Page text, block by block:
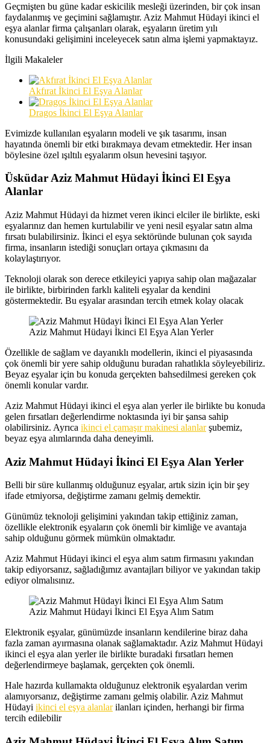
Geçmişten bu güne kadar eskicilik mesleği üzerinden, bir çok insan
faydalanmış ve geçimini sağlamıştır. Aziz Mahmut Hüdayi ikinci el
eşya alanlar firma çalışanları olarak, eşyaların üretim yılı
konusundaki gelişimini inceleyecek satın alma işlemi yapmaktayız.
İlgili Makaleler
Akfırat İkinci El Eşya Alanlar
Dragos İkinci El Eşya Alanlar
Evimizde kullanılan eşyaların modeli ve şık tasarımı, insan
hayatında önemli bir etki bırakmaya devam etmektedir. Her insan
böylesine özel ışıltılı eşyalarım olsun hevesini taşıyor.
Üsküdar Aziz Mahmut Hüdayi İkinci El Eşya
Alanlar
Aziz Mahmut Hüdayi da hizmet veren ikinci elciler ile birlikte, eski
eşyalarınız dan hemen kurtulabilir ve yeni nesil eşyalar satın alma
fırsatı bulabilirsiniz. İkinci el eşya sektöründe bulunan çok sayıda
firma, insanların istediği sonuçları ortaya çıkmasını da
kolaylaştırıyor.
Teknoloji olarak son derece etkileyici yapıya sahip olan mağazalar
ile birlikte, birbirinden farklı kaliteli eşyalar da kendini
göstermektedir. Bu eşyalar arasından tercih etmek kolay olacak
Aziz Mahmut Hüdayi İkinci El Eşya Alan Yerler
Özellikle de sağlam ve dayanıklı modellerin, ikinci el piyasasında
çok önemli bir yere sahip olduğunu buradan rahatlıkla söyleyebiliriz.
Beyaz eşyalar için bu konuda gerçekten bahsedilmesi gereken çok
önemli konular vardır.
Aziz Mahmut Hüdayi ikinci el eşya alan yerler ile birlikte bu konuda
gelen fırsatları değerlendirme noktasında iyi bir şansa sahip
olabilirsiniz. Ayrıca ikinci el çamaşır makinesi alanlarşubemiz,
beyaz eşya alımlarında daha deneyimli.
Aziz Mahmut Hüdayi İkinci El Eşya Alan Yerler
Belli bir süre kullanmış olduğunuz eşyalar, artık sizin için bir şey
ifade etmiyorsa, değiştirme zamanı gelmiş demektir.
Günümüz teknoloji gelişimini yakından takip ettiğiniz zaman,
özellikle elektronik eşyaların çok önemli bir kimliğe ve avantaja
sahip olduğunu görmek mümkün olmaktadır.
Aziz Mahmut Hüdayi ikinci el eşya alım satım firmasını yakından
takip ediyorsanız, sağladığımız avantajları biliyor ve yakından takip
ediyor olmalısınız.
Aziz Mahmut Hüdayi İkinci El Eşya Alım Satım
Elektronik eşyalar, günümüzde insanların kendilerine biraz daha
fazla zaman ayırmasına olanak sağlamaktadır. Aziz Mahmut Hüdayi
ikinci el eşya alan yerler ile birlikte buradaki fırsatları hemen
değerlendirmeye başlamak, gerçekten çok önemli.
Hale hazırda kullamakta olduğunuz elektronik eşyalardan verim
alamıyorsanız, değiştirme zamanı gelmiş olabilir. Aziz Mahmut
Hüdayi ikinci el eşya alanlarilanları içinden, herhangi bir firma
tercih edilebilir